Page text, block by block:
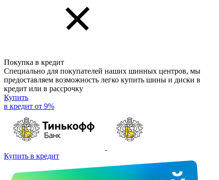
Покупка в кредит
Специально для покупателей наших шинных центров, мы
предоставляем возможность легко купить шины и диски в
кредит или в рассрочку
Купить
в кредит от 9%
Купить в кредит